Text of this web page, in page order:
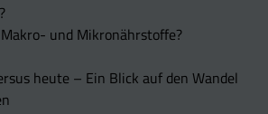
und Mikronährstoffe?
heute – Ein Blick auf den Wandel